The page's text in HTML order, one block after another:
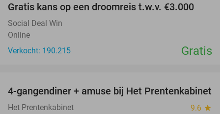
Gratis kans op een droomreis t.w.v. €3.000
Social Deal Win
Online
Verkocht: 190.215
Gratis
37%
4-gangendiner + amuse bij Het Prentenkabinet
Het Prentenkabinet 9.6 star